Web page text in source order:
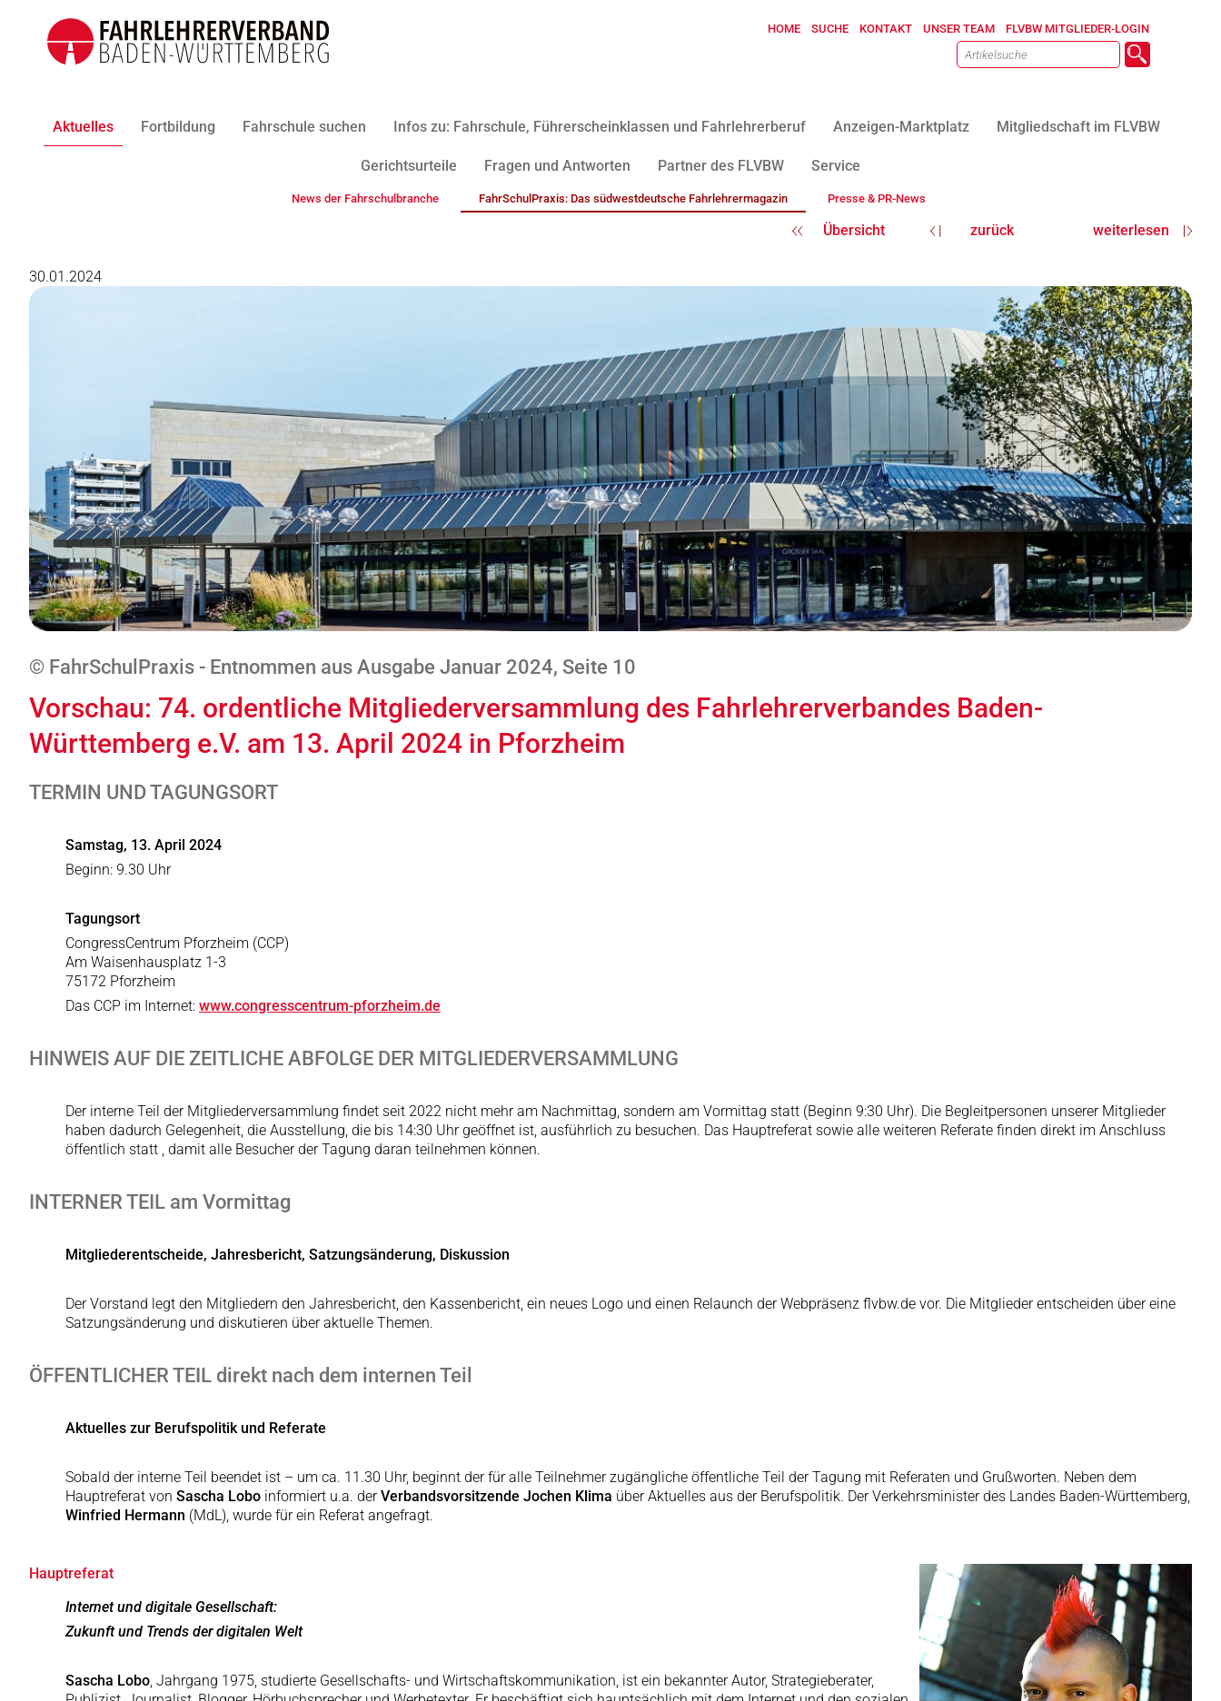
HOME SUCHE KONTAKT UNSER TEAM FLVBW MITGLIEDER-LOGIN
Aktuelles Fortbildung Fahrschule suchen Infos zu: Fahrschule, Führerscheinklassen und Fahrlehrerberuf Anzeigen-Marktplatz Mitgliedschaft im FLVBW
Gerichtsurteile Fragen und Antworten Partner des FLVBW Service
News der Fahrschulbranche FahrSchulPraxis: Das südwestdeutsche Fahrlehrermagazin Presse & PR-News
Übersicht zurück weiterlesen
30.01.2024
© FahrSchulPraxis - Entnommen aus Ausgabe Januar 2024, Seite 10
Vorschau: 74. ordentliche Mitgliederversammlung des Fahrlehrerverbandes Baden-
Württemberg e.V. am 13. April 2024 in Pforzheim
TERMIN UND TAGUNGSORT
Samstag, 13. April 2024
Beginn: 9.30 Uhr
Tagungsort
CongressCentrum Pforzheim (CCP)
Am Waisenhausplatz 1-3
75172 Pforzheim
Das CCP im Internet: www.congresscentrum-pforzheim.de
HINWEIS AUF DIE ZEITLICHE ABFOLGE DER MITGLIEDERVERSAMMLUNG
Der interne Teil der Mitgliederversammlung findet seit 2022 nicht mehr am Nachmittag, sondern am Vormittag statt (Beginn 9:30 Uhr). Die Begleitpersonen unserer Mitglieder
haben dadurch Gelegenheit, die Ausstellung, die bis 14:30 Uhr geöffnet ist, ausführlich zu besuchen. Das Hauptreferat sowie alle weiteren Referate finden direkt im Anschluss
öffentlich statt , damit alle Besucher der Tagung daran teilnehmen können.
INTERNER TEIL am Vormittag
Mitgliederentscheide, Jahresbericht, Satzungsänderung, Diskussion
Der Vorstand legt den Mitgliedern den Jahresbericht, den Kassenbericht, ein neues Logo und einen Relaunch der Webpräsenz flvbw.de vor. Die Mitglieder entscheiden über eine
Satzungsänderung und diskutieren über aktuelle Themen.
ÖFFENTLICHER TEIL direkt nach dem internen Teil
Aktuelles zur Berufspolitik und Referate
Sobald der interne Teil beendet ist – um ca. 11.30 Uhr, beginnt der für alle Teilnehmer zugängliche öffentliche Teil der Tagung mit Referaten und Grußworten. Neben dem
Hauptreferat von Sascha Lobo informiert u.a. derVerbandsvorsitzende Jochen Klima über Aktuelles aus der Berufspolitik. Der Verkehrsminister des Landes Baden-Württemberg,
Winfried Hermann (MdL), wurde für ein Referat angefragt.
Hauptreferat
Internet und digitale Gesellschaft:
Zukunft und Trends der digitalen Welt
Sascha Lobo, Jahrgang 1975, studierte Gesellschafts- und Wirtschaftskommunikation, ist ein bekannter Autor, Strategieberater,